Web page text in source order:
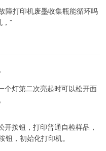
障打印机废墨收集瓶能循环吗
”
个灯第二次亮起时可以松开面
按钮，打印普通自检样品，
，初始化打印机。